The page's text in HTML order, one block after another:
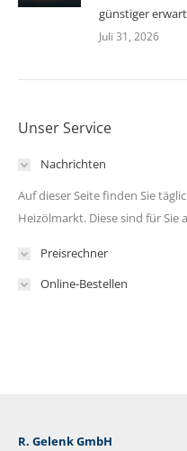
günstiger
Juli 31, 2026
Unser Service
Nachrichten
Auf dieser Seite finden Sie
Heizölmarkt. Diese sind für Sie
Preisrechner
Online-Bestellen
R. Gelenk GmbH